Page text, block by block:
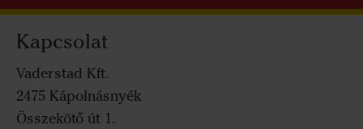
Kapcsolat
Vaderstad Kft.
2475 Kápolnásnyék
Összekötő út 1.